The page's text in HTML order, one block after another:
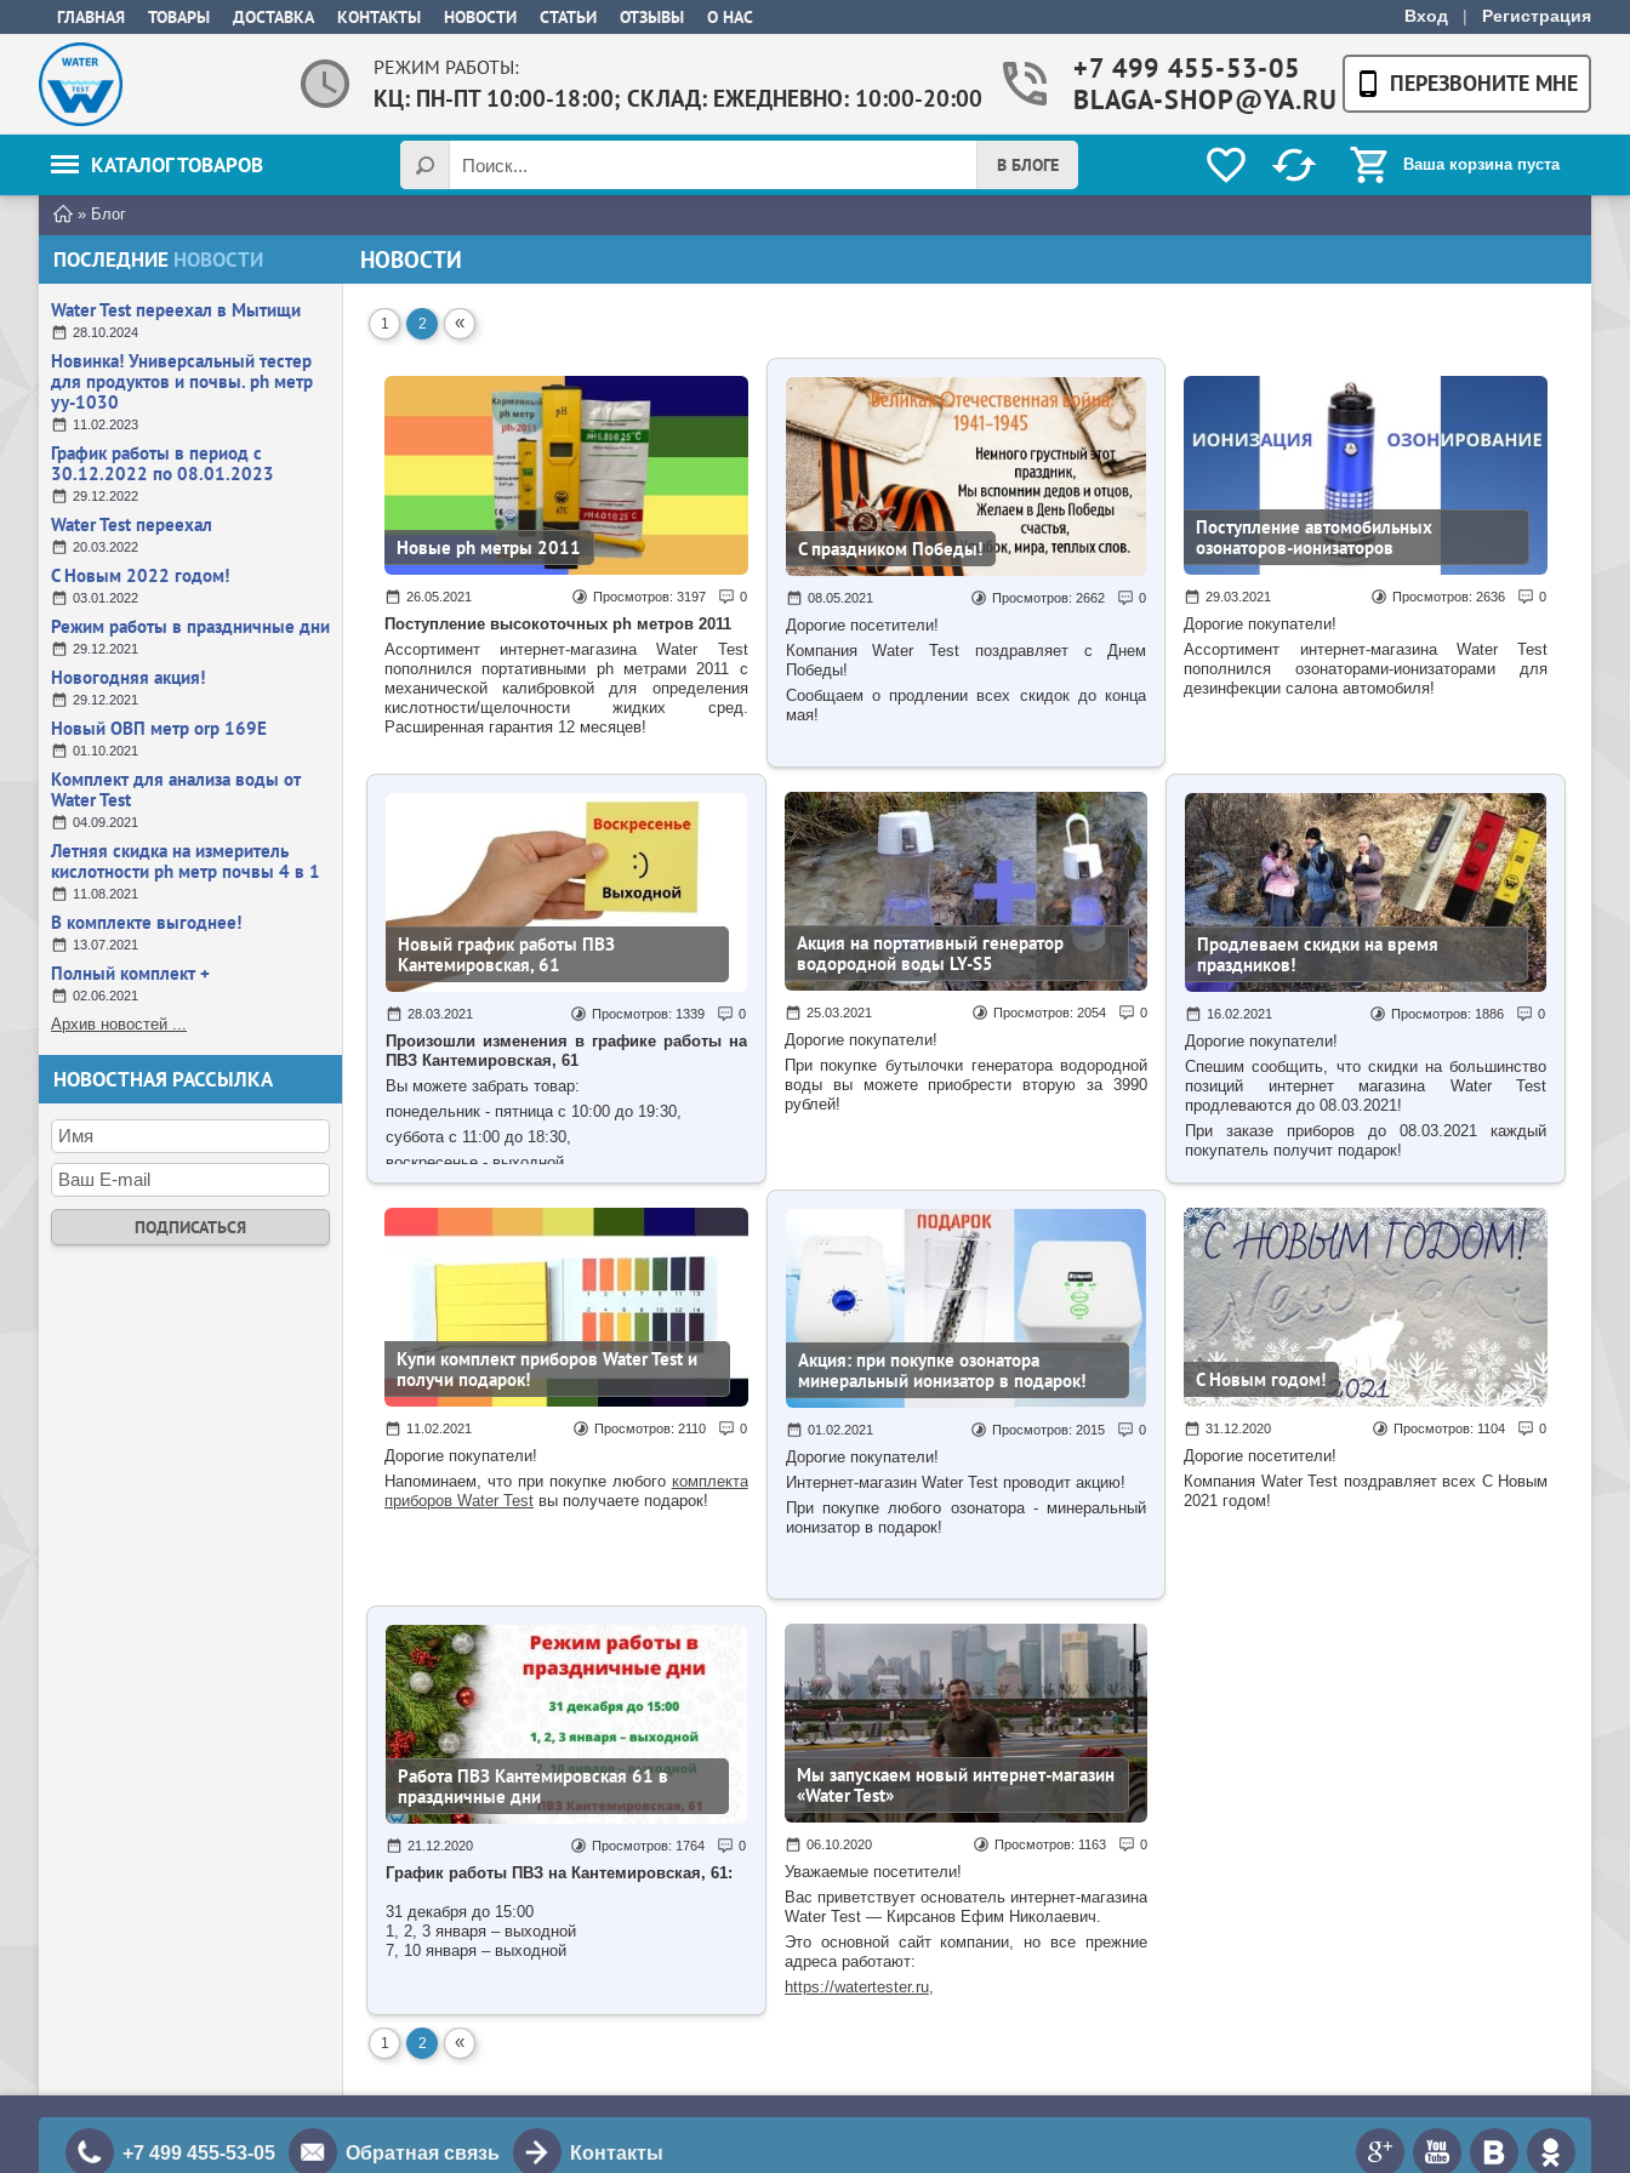
ГЛАВНАЯ ТОВАРЫ ДОСТАВКА КОНТАКТЫ НОВОСТИ СТАТЬИ ОТЗЫВЫ О НАС Вход | Регистрация
РЕЖИМ РАБОТЫ:
КЦ: ПН-ПТ 10:00-18:00; СКЛАД: ЕЖЕДНЕВНО: 10:00-20:00
+7 499 455-53-05
BLAGA-SHOP@YA.RU
ПЕРЕЗВОНИТЕ МНЕ
КАТАЛОГ ТОВАРОВ Ваша корзина пуста
В БЛОГЕ
» Блог
ПОСЛЕДНИЕ НОВОСТИ
Water Test переехал в Мытищи
28.10.2024
Новинка! Универсальный тестер
для продуктов и почвы. ph метр
yy-1030
11.02.2023
График работы в период с
30.12.2022 по 08.01.2023
29.12.2022
Water Test переехал
20.03.2022
С Новым 2022 годом!
03.01.2022
Режим работы в праздничные дни
29.12.2021
Новогодняя акция!
29.12.2021
Новый ОВП метр orp 169E
01.10.2021
Комплект для анализа воды от
Water Test
04.09.2021
Летняя скидка на измеритель
кислотности ph метр почвы 4 в 1
11.08.2021
В комплекте выгоднее!
13.07.2021
Полный комплект +
02.06.2021
Архив новостей ...
НОВОСТНАЯ РАССЫЛКА
НОВОСТИ
1 2 «
Новые ph метры 2011
26.05.2021 0
Просмотров: 3197
Поступление высокоточных ph метров 2011
Ассортимент интернет-магазинаWater Test
пополнился портативными ph метрами 2011 с
механической калибровкой для определения
кислотности/щелочности жидких сред.
Расширенная гарантия 12 месяцев!
С праздником Победы!
08.05.2021 0
Просмотров: 2662
Дорогие посетители!
Компания Water Test поздравляет с Днем
Победы!
Сообщаем о продлении всех скидок до конца
мая!
Поступление автомобильных
озонаторов-ионизаторов
29.03.2021 0
Просмотров:2636
Дорогие покупатели!
Ассортимент интернет-магазинаWater Test
пополнился озонаторами-ионизаторами для
дезинфекции салона автомобиля!
Новый график работы ПВЗ
Кантемировская, 61
28.03.2021 0
Просмотров: 1339
Произошли изменения в графике работы на
ПВЗ Кантемировская, 61
Вы можете забрать товар:
понедельник - пятница с 10:00 до 19:30,
суббота с 11:00 до 18:30,
воскресенье - выходной.
Акция на портативный генератор
водородной воды LY-S5
25.03.2021 0
Просмотров: 2054
Дорогие покупатели!
При покупке бутылочки генератора водородной
воды вы можете приобрести вторую за 3990
рублей!
Продлеваем скидки на время
праздников!
16.02.2021 0
Просмотров: 1886
Дорогие покупатели!
Спешим сообщить, что скидки на большинство
позиций интернет магазина Water Test
продлеваются до 08.03.2021!
При заказе приборов до 08.03.2021 каждый
покупатель получит подарок!
Купи комплект приборов Water Test и
получи подарок!
11.02.2021 0
Просмотров: 2110
Дорогие покупатели!
Напоминаем, что при покупке любого комплекта
приборов Water Test вы получаете подарок!
Акция: при покупке озонатора
минеральный ионизатор в подарок!
01.02.2021 0
Просмотров: 2015
Дорогие покупатели!
Интернет-магазинWater Test проводит акцию!
При покупке любого озонатора - минеральный
ионизатор в подарок!
С Новым годом!
31.12.2020 0
Просмотров: 1104
Дорогие посетители!
Компания Water Test поздравляет всех С Новым
2021 годом!
Работа ПВЗ Кантемировская 61 в
праздничные дни
21.12.2020 0
Просмотров: 1764
График работы ПВЗ на Кантемировская, 61:
31 декабря до 15:00
1, 2, 3 января – выходной
7, 10 января – выходной
Мы запускаем новый интернет-магазин
«Water Test»
06.10.2020 0
Просмотров: 1163
Уважаемые посетители!
Вас приветствует основатель интернет-магазина
Water Test — Кирсанов Ефим Николаевич.
Это основной сайт компании, но все прежние
адреса работают:
https://watertester.ru,
1 2 «
+7 499 455-53-05 Обратная связь Контакты